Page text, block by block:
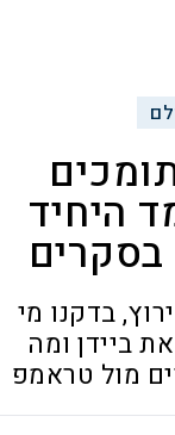
היחיד
בדקנו מי
ביידן ומה
מול טראמפ